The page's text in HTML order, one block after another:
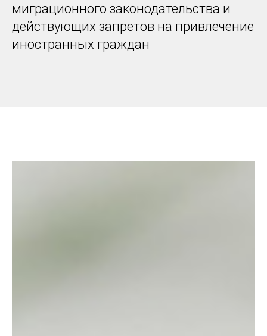
миграционного законодательства и
действующих запретов на привлечение
иностранных граждан